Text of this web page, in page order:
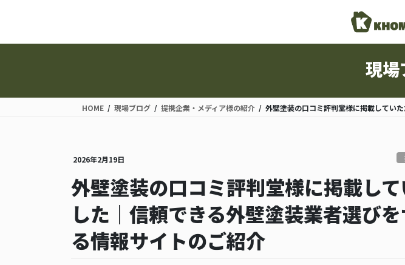
移
ン
現場
HOME 現場ブログ 提携企業・メディア様の紹介 外壁塗装の口コミ評判堂様に掲載してい
2026年2月19日
外壁塗装の口コミ評判堂様に掲載し
した｜信頼できる外壁塗装業者選び
る情報サイトのご紹介